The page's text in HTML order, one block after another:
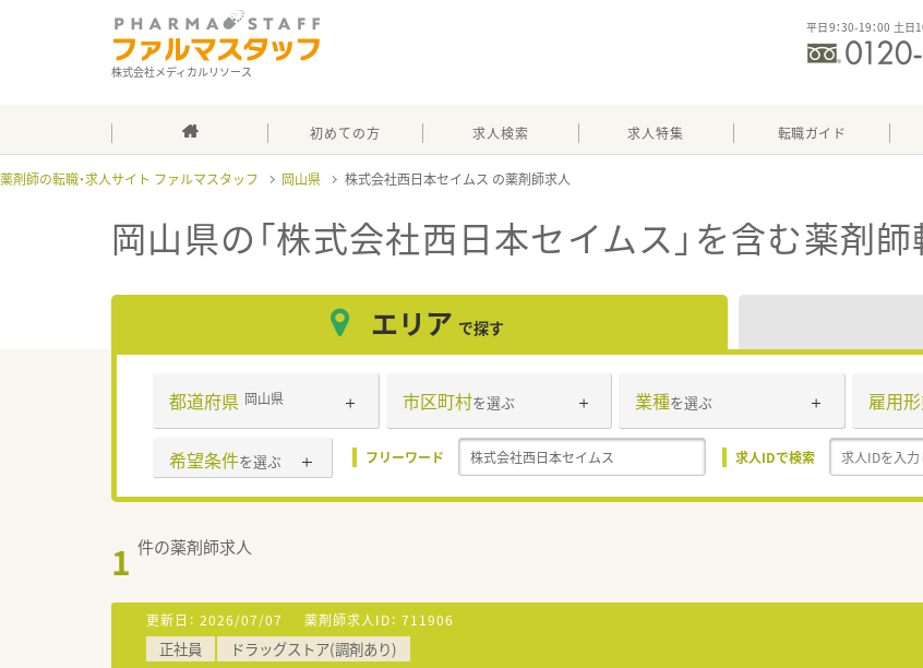
株式会社メディカルリソース
平日9：30-19：00 土日
初めての方 求人検索 求人特集 転職ガイド
薬剤師の転職・求人サイト ファルマスタッフ 岡山県 株式会社西日本セイムス
岡山県の「株式会社西日本セイムス」 を含む薬剤師
エリア で探す
都道府県 岡山県 市区町村を選ぶ 業種を選ぶ 雇用
希望条件を選ぶ フリーワード 求人IDで検索
1 件の薬剤師求人
更新日： 2026/07/07 薬剤師求人ID： 711906
正社員 ドラッグストア(調剤あり)